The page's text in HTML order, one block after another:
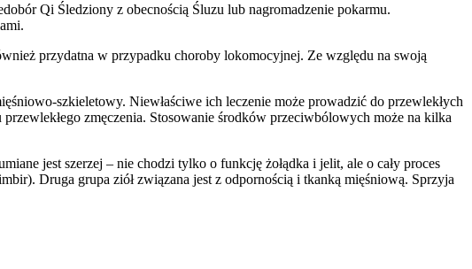
Qi Śledziony z obecnością Śluzu lub nagromadzenie pokarmu.
przydatna w przypadku choroby lokomocyjnej. Ze względu na swoją
szkieletowy. Niewłaściwe ich leczenie może prowadzić do przewlekłych
zmęczenia. Stosowanie środków przeciwbólowych może na kilka
jest szerzej – nie chodzi tylko o funkcję żołądka i jelit, ale o cały proces
Druga grupa ziół związana jest z odpornością i tkanką mięśniową. Sprzyja